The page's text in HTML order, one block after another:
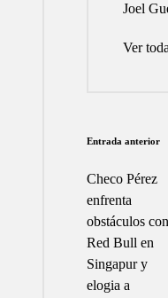
Joel
Ver
de
entradas
Entrada anterior
Checo Pérez
enfrenta
obstáculos con
Red Bull en
Singapur y
elogia a